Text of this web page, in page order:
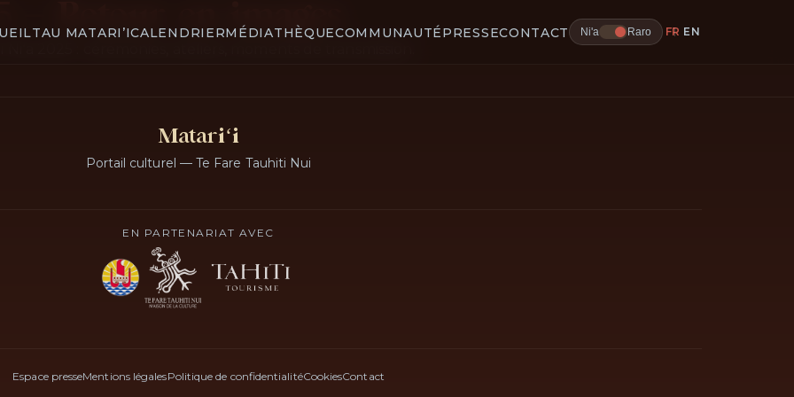
TAU MATARI’ICALENDRIERMÉDIATHÈQUECOMMUNAUTÉPRESSECONTACT Ni'a Raro FR EN
— Retour en images
2025 : cérémonies, ateliers, moments de transmission.
Matariʻi
Portail culturel — Te Fare Tauhiti Nui
EN PARTENARIAT AVEC
Espace presseMentions légalesPolitique de confidentialitéCookiesContact